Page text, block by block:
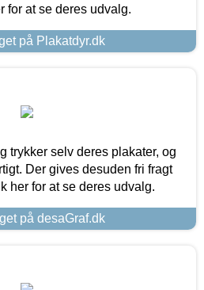
for at se deres udvalg.
på Plakatdyr.dk
trykker selv deres plakater, og
Der gives desuden fri fragt
her for at se deres udvalg.
på desaGraf.dk